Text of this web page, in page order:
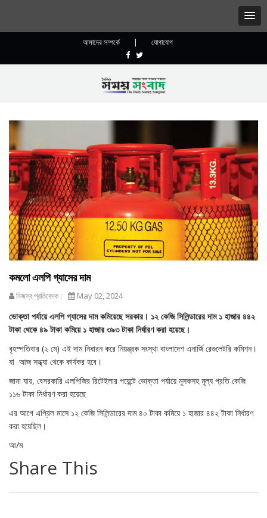
আমাদের সম্পর্কে | যোগাযোগ
কমলো এলপি গ্যাসের দাম
নিজস্ব প্রতিবেদক : May 02, 2024
ভোক্তা পর্যায়ে এলপি গ্যাসের দাম কমিয়েছে সরকার। ১২ কেজি সিলিন্ডারের দাম ১ হাজার ৪৪২
টাকা থেকে ৪৯ টাকা কমিয়ে ১ হাজার ৩৯৩ টাকা নির্ধারণ করা হয়েছে।
বৃহস্পতিবার (২ মে) এই দাম নিধারন করে নিয়ন্ত্রক সংস্থা বাংলাদেশ এনার্জি রেগুলেটরি কমিশন।
যা আজ সন্ধ্যা থেকে কার্যকর হবে।
জানা যায়, বেসরকারি এলপিজির রিটেইলার পয়েন্টে ভোক্তা পর্যায়ে মূসকসহ মূল্য প্রতি কেজি
১১৬ টাকা নির্ধারণ করা হয়েছে
এর আগে এপ্রিল মাসে ১২ কেজি সিলিন্ডারের দাম ৪০ টাকা কমিয়ে ১ হাজার ৪৪২ টাকা নির্ধারণ
করা হয়েছিল।
আ/ম
Share This